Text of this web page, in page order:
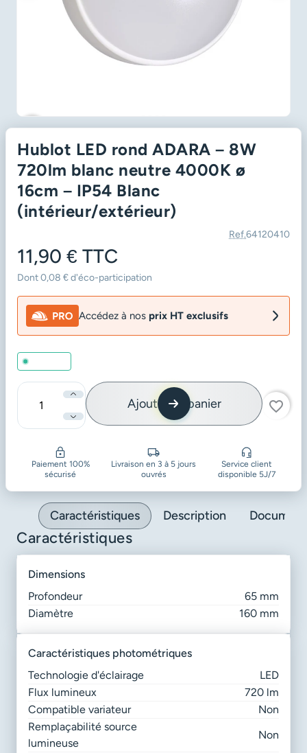
favorite_border
Hublot LED rond ADARA – 8W
720lm blanc neutre 4000K ø
16cm – IP54 Blanc
(intérieur/extérieur)
Ref.64120410
11,90 € TTC
Dont 0,08 € d'éco-participation
Accédez à nos prix HT exclusifs
Quantité
Ajouter au panier favorite_border
Paiement 100%
sécurisé
Livraison en 3 à 5 jours
ouvrés
Service client
disponible 5J/7
Caractéristiques Description
Caractéristiques
dimensions
Profondeur
65 mm
Diamètre
160 mm
caractéristiques photométriques
Technologie d'éclairage
LED
Flux lumineux
720 lm
Compatible variateur
Non
Remplaçabilité source
lumineuse
Non